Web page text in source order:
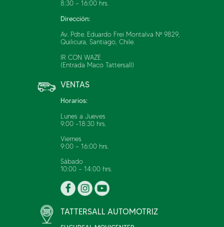
Inicio
Periodo de
Cobertura
Terralord
Desde
entrega del
a.
vehículo
8:30 – 16:00 hrs.
Dirección:
Av. Pdte. Eduardo Frei Montalva Nº 9829,
Quilicura, Santiago, Chile.
IR CON WAZE
(Entrada Maco Tattersall)
VENTAS
Horarios:
Lunes a Jueves
9:00 -18:30 hrs.
Viernes
9:00 – 16:00 hrs.
Sábado
10:00 – 14:00 hrs.
TATTERSALL AUTOMOTRIZ